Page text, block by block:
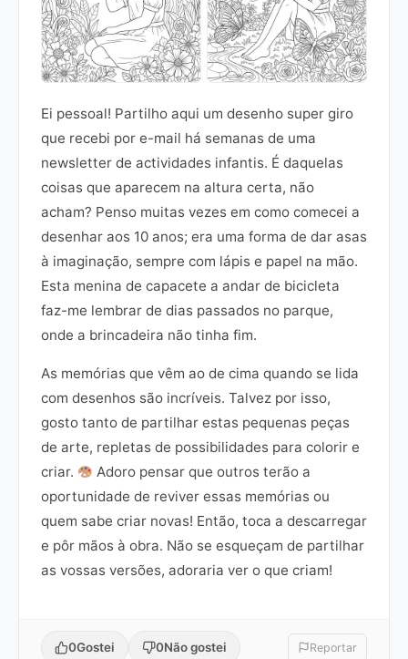
Ei pessoal! Partilho aqui um desenho super giro
que recebi por e-mail há semanas de uma
newsletter de actividades infantis. É daquelas
coisas que aparecem na altura certa, não
acham? Penso muitas vezes em como comecei a
desenhar aos 10 anos; era uma forma de dar asas
à imaginação, sempre com lápis e papel na mão.
Esta menina de capacete a andar de bicicleta
faz-me lembrar de dias passados no parque,
onde a brincadeira não tinha fim.
As memórias que vêm ao de cima quando se lida
com desenhos são incríveis. Talvez por isso,
gosto tanto de partilhar estas pequenas peças
de arte, repletas de possibilidades para colorir e
criar.
Adoro pensar que outros terão a
oportunidade de reviver essas memórias ou
quem sabe criar novas! Então, toca a descarregar
e pôr mãos à obra. Não se esqueçam de partilhar
as vossas versões, adoraria ver o que criam!
0Gostei 0Não gostei Reportar